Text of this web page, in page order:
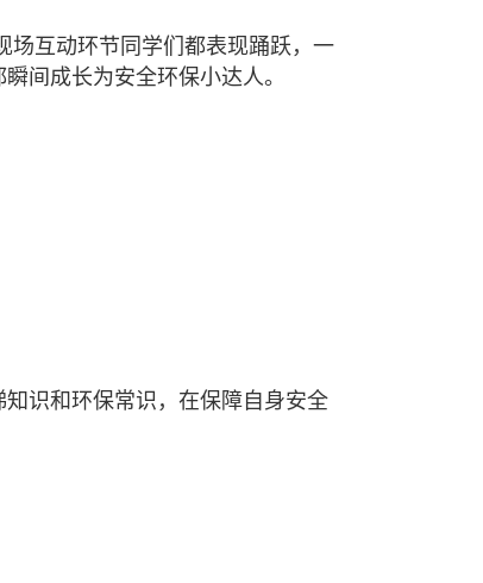
场互动环节同学们都表现踊跃，一
间成长为安全环保小达人。
识和环保常识，在保障自身安全